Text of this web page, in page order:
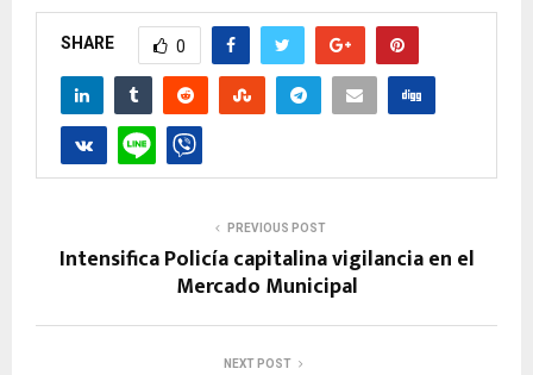
SHARE 0
PREVIOUS POST
Intensifica Policía capitalina vigilancia en el
Mercado Municipal
NEXT POST